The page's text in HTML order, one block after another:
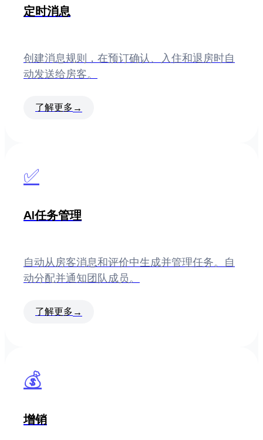
定时消息
创建消息规则，在预订确认、入住和退房时自
动发送给房客。
了解更多 →
✅
AI任务管理
自动从房客消息和评价中生成并管理任务。自
动分配并通知团队成员。
了解更多 →
💰
增销